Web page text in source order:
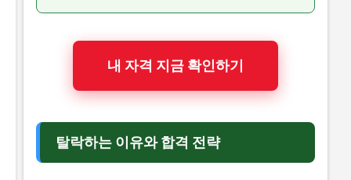
내 자격 지금 확인하기
탈락하는 이유와 합격 전략